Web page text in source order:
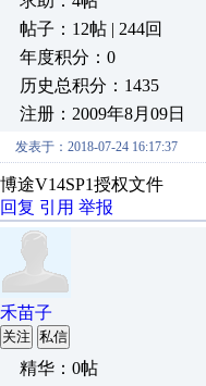
帖子：12帖 | 244回
年度积分：0
历史总积分：1435
注册：2009年8月09日
发表于：2018-07-24 16:17:37
博途V14SP1授权文件
回复 引用 举报
禾苗子
关注 私信
精华：0帖